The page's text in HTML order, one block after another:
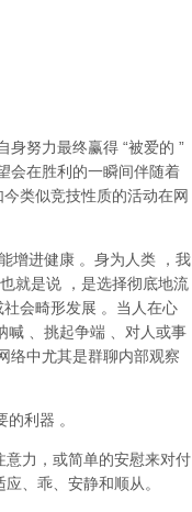
身努力最终赢得 “被爱的 ”
会在胜利的一瞬间伴随着
今类似竞技性质的活动在网
增进健康 。身为人类
，我
也就是说 ， 是选择彻底地流
社会畸形发展 。当人在心
喊 、挑起争端
、对人或事
络中尤其是群聊内部观察
的利器 。
力，或简单的安慰来对付
、乖、安静和顺从。